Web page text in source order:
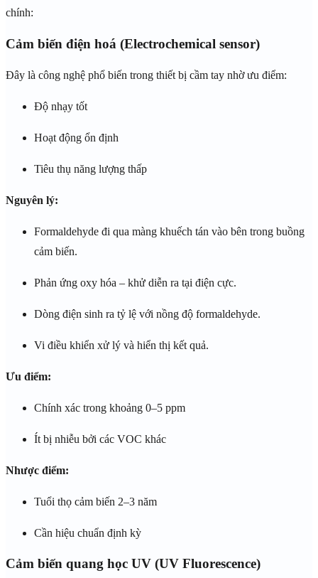
chính:
Cảm biến điện hoá (Electrochemical sensor)
Đây là công nghệ phổ biến trong thiết bị cầm tay nhờ ưu điểm:
Độ nhạy tốt
Hoạt động ổn định
Tiêu thụ năng lượng thấp
Nguyên lý:
Formaldehyde đi qua màng khuếch tán vào bên trong buồng
cảm biến.
Phản ứng oxy hóa – khử diễn ra tại điện cực.
Dòng điện sinh ra tỷ lệ với nồng độ formaldehyde.
Vi điều khiển xử lý và hiển thị kết quả.
Ưu điểm:
Chính xác trong khoảng 0–5 ppm
Ít bị nhiễu bởi các VOC khác
Nhược điểm:
Tuổi thọ cảm biến 2–3 năm
Cần hiệu chuẩn định kỳ
Cảm biến quang học UV (UV Fluorescence)